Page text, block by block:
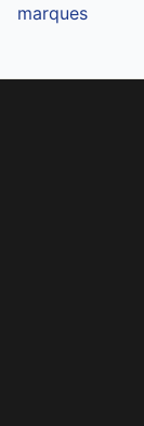
marques